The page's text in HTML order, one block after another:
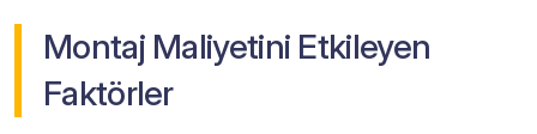
Montaj Maliyetini Etkileyen
Faktörler